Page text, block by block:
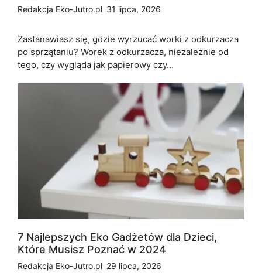
Redakcja Eko-Jutro.pl 31 lipca, 2026
Zastanawiasz się, gdzie wyrzucać worki z odkurzacza
po sprzątaniu? Worek z odkurzacza, niezależnie od
tego, czy wygląda jak papierowy czy…
7 Najlepszych Eko Gadżetów dla Dzieci,
Które Musisz Poznać w 2024
Redakcja Eko-Jutro.pl 29 lipca, 2026